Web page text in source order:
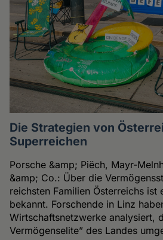
Die Strategien von
Superreichen
Porsche &amp; Piëch, Mayr-
&amp; Co.: Über die
reichsten Familien Österreichs ist
bekannt. Forschende in Linz
Wirtschaftsnetzwerke analysiert,
Vermögenselite” des Landes